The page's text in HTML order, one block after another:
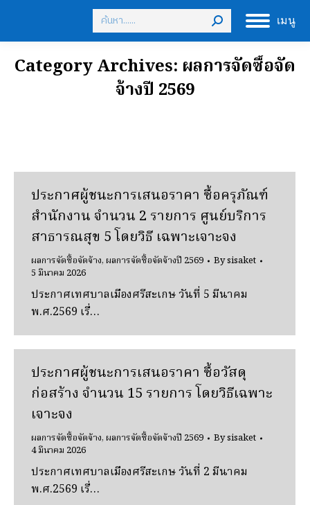
เมนู
Search:
Category Archives: ผลการจัดซื้อจัด
จ้างปี 2569
ประกาศผู้ชนะการเสนอราคา ซื้อครุภัณฑ์
สํานักงาน จํานวน 2 รายการ ศูนย์บริการ
สาธารณสุข 5 โดยวิธี เฉพาะเจาะจง
ผลการจัดซื้อจัดจ้าง,ผลการจัดซื้อจัดจ้างปี 2569 Bysisaket
5 มีนาคม 2026
ประกาศเทศบาลเมืองศรีสะเกษ วันที่ 5 มีนาคม
พ.ศ.2569 เรื่…
ประกาศผู้ชนะการเสนอราคา ซื้อวัสดุ
ก่อสร้าง จํานวน 15 รายการ โดยวิธีเฉพาะ
เจาะจง
ผลการจัดซื้อจัดจ้าง,ผลการจัดซื้อจัดจ้างปี 2569 Bysisaket
4 มีนาคม 2026
ประกาศเทศบาลเมืองศรีสะเกษ วันที่ 2 มีนาคม
พ.ศ.2569 เรื่…